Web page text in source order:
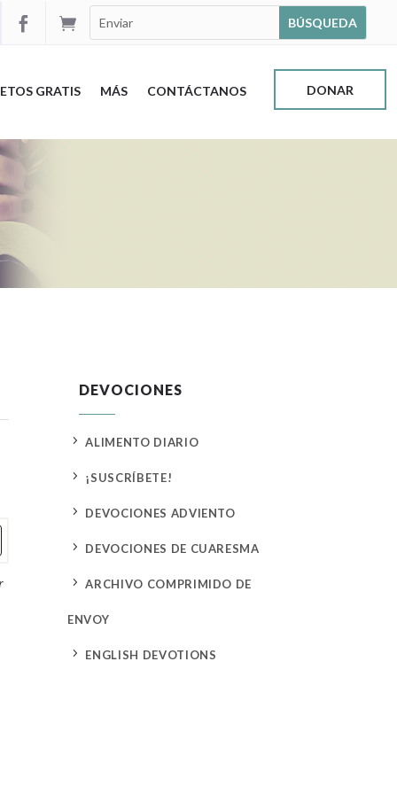


GRATIS MÁS CONTÁCTANOS DONAR
DEVOCIONES
5 ALIMENTO DIARIO
5 ¡SUSCRÍBETE!
5 DEVOCIONES ADVIENTO
5 DEVOCIONES DE CUARESMA
5 ARCHIVO COMPRIMIDO DE
ENVOY
5 ENGLISH DEVOTIONS